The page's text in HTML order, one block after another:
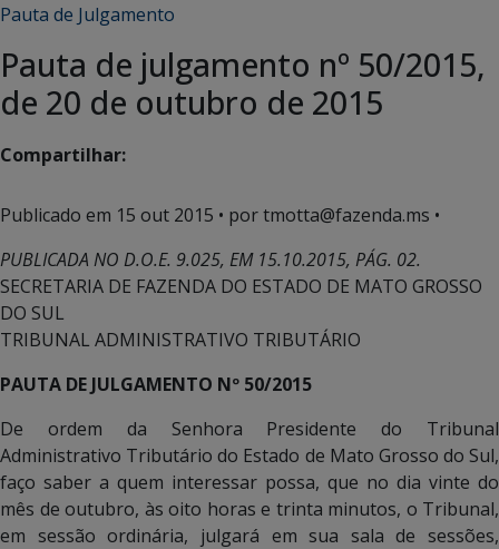
Pauta de Julgamento
Pauta de julgamento nº 50/2015,
de 20 de outubro de 2015
Compartilhar:
Publicado em 15 out 2015 • por tmotta@fazenda.ms •
PUBLICADA NO D.O.E. 9.025, EM 15.10.2015, PÁG. 02.
SECRETARIA DE FAZENDA DO ESTADO DE MATO GROSSO
DO SUL
TRIBUNAL ADMINISTRATIVO TRIBUTÁRIO
PAUTA DE JULGAMENTO Nº 50/2015
De ordem da Senhora Presidente do Tribunal
Administrativo Tributário do Estado de Mato Grosso do Sul,
faço saber a quem interessar possa, que no dia vinte do
mês de outubro, às oito horas e trinta minutos, o Tribunal,
em sessão ordinária, julgará em sua sala de sessões,